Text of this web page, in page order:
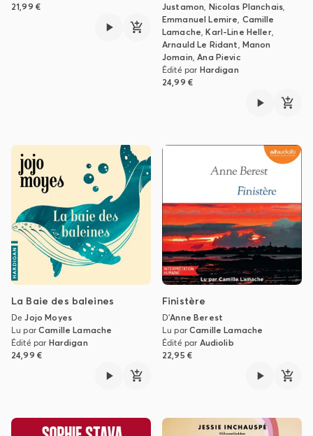
21,99 €
Justamon, Nicolas Planchais,
Emmanuel Lemire, Camille
Lamache,Karl-Line Heller,
Arnauld Le Ridant, Manon
Jomain,Ana Pievic
Édité par Hardigan
24,99 €
La Baie des baleines
DeJojo Moyes
Lu parCamille Lamache
Édité par Hardigan
24,99 €
Finistère
D'Anne Berest
Lu parCamille Lamache
Édité par Audiolib
22,95 €